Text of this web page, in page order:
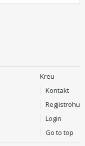
Kreu
Kontakt
Regjistrohu
Login
Go to top